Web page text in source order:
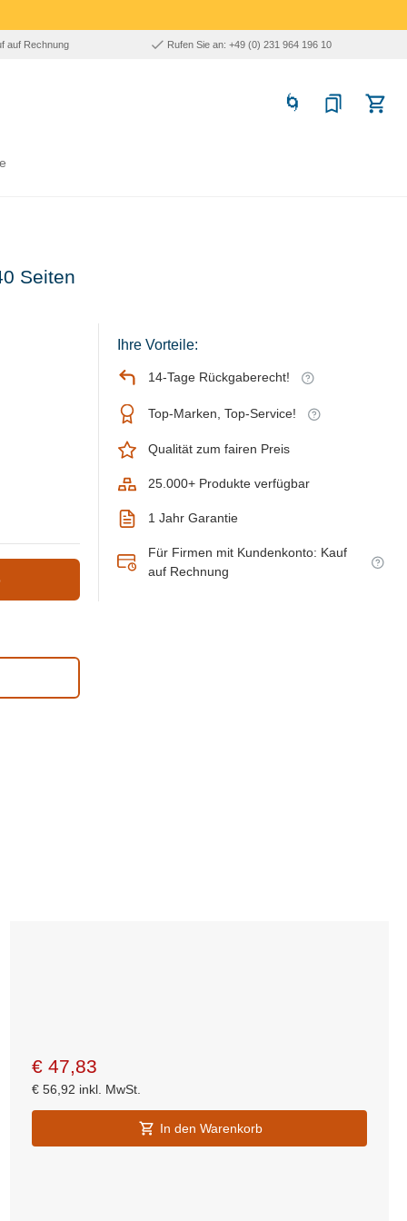
auf Rechnung Rufen Sie an: +49 (0) 231 964 196 10
Seiten
Ihre Vorteile:
14-Tage Rückgaberecht!
Top-Marken, Top-Service!
Qualität zum fairen Preis
25.000+ Produkte verfügbar
1 Jahr Garantie
Für Firmen mit Kundenkonto: Kauf
auf Rechnung
€47,83
€56,92 inkl. MwSt.
In den Warenkorb